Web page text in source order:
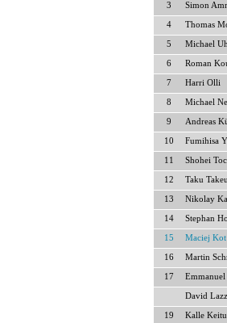
3 Simon
4 Thomas
5 Michael
6 Roman
7 Harri Olli
8 Michael
9 Andreas
10 Fumihisa
11 Shohei
12 Taku
13 Nikolay
14 Stephan
15 Maciej Kot
16 Martin
17 Emmanuel
David
19 Kalle